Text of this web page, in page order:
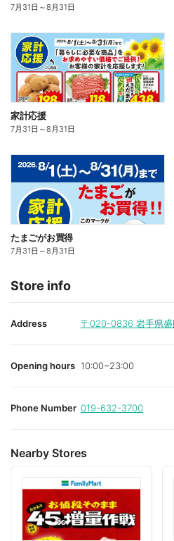
7月31日 ～8月31日
家計応援
7月31日 ～8月31日
たまごがお買得
7月31日 ～8月31日
Store info
Address 〒020-0836 岩手県
Opening hours 10:00~23:00
Phone Number 019-632-3700
Nearby Stores